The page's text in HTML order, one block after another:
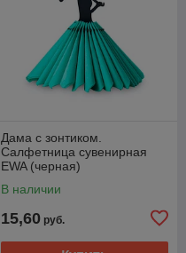
Дама с зонтиком.
Салфетница сувенирная
EWA (черная)
В наличии
15,60 руб.